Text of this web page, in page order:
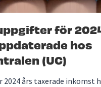
för
hos
(UC)
års taxerade inkomst